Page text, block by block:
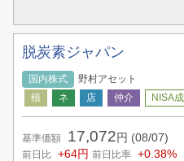
脱炭素ジャパン
国内株式 野村アセット
基準価額 17,072 円 (08/07)
前日比 +64円 前日比率 +0.38%